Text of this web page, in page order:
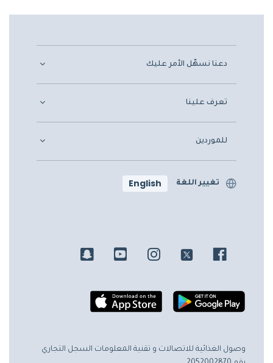
دعنا نسهّل الأمر عليك
تعرف علينا
للموردين
تغيير اللغة English
وصول الغذائية للاتصالات و تقنية المعلومات السجل التجاري